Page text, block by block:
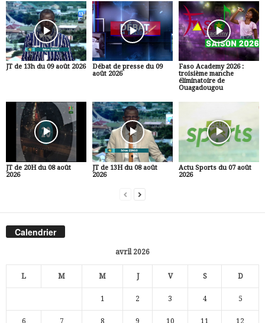
JT de 13h du 09 août 2026
Débat de presse du 09
août 2026
Faso Academy 2026 :
troisième manche
éliminatoire de
Ouagadougou
JT de 20H du 08 août
2026
JT de 13H du 08 août
2026
Actu Sports du 07 août
2026
Calendrier
avril 2026
L M M J V S D
1 2 3 4 5
6 7 8 9 10 11 12